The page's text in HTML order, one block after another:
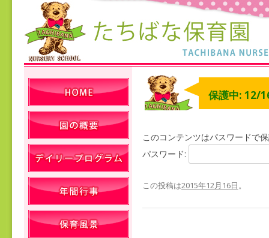
保護中: 12/
このコンテンツはパスワードで
パスワード:
この投稿は2015年12月16日。